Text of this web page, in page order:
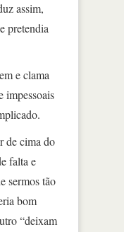
assim,
pretendia
e clama
impessoais
de cima do
falta e
sermos tão
bom
“deixam